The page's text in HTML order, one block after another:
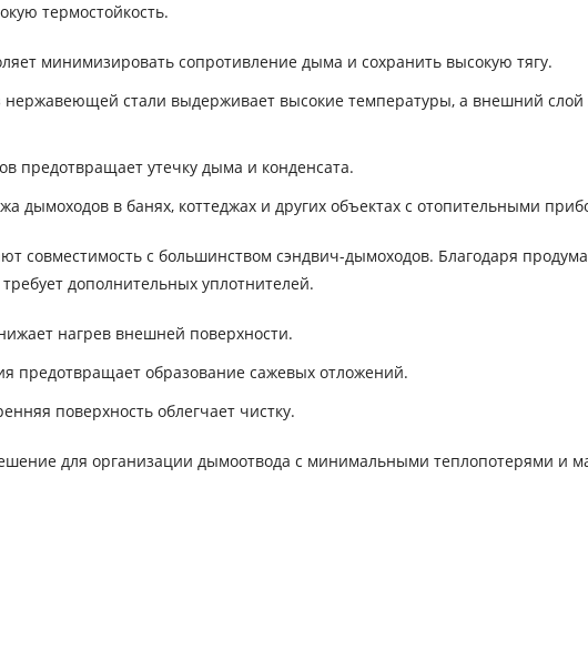
термостойкость.
минимизировать сопротивление дыма и сохранить высокую тягу.
нержавеющей стали выдерживает высокие температуры, а внешний
предотвращает утечку дыма и конденсата.
дымоходов в банях, коттеджах и других объектах с отопительными
совместимость с большинством сэндвич-дымоходов. Благодаря
дополнительных уплотнителей.
нагрев внешней поверхности.
предотвращает образование сажевых отложений.
поверхность облегчает чистку.
для организации дымоотвода с минимальными теплопотерями и